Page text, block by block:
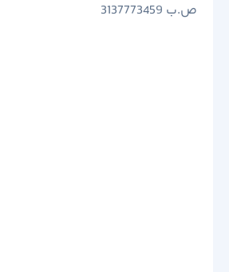
ص.ب 3137773459